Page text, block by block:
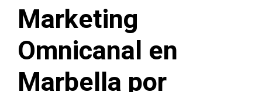
Marketing
Omnicanal en
Marbella por